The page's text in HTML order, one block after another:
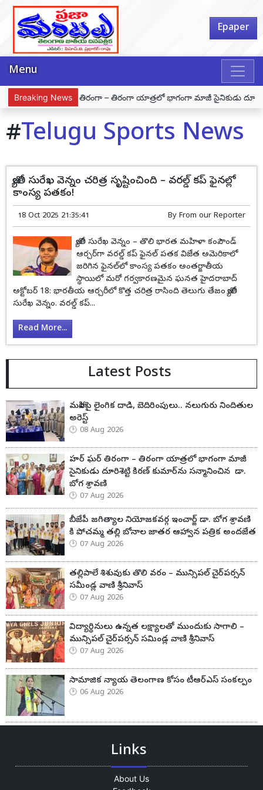
Epaper
Menu
Breaking News
హర్ ఘర్ తిరంగా – తిరంగా యాత్రలో భాగంగా మాజీ సైనికుడు
#Telugu Sports News
జ్యోతి సురేఖ వెన్నం చరిత్ర సృష్టించింది – వరల్డ్ కప్ ఫైనల్లో
కాంస్య పతకం!
18 Oct 2025 21:35:41 By From our Reporter
జ్యోతి సురేఖ వెన్నం – తొలి భారత మహిళా కంపౌండ్
ఆర్చర్‌గా వరల్డ్ కప్ ఫైనల్ పతక విజేత అమెరికాలో
జరిగిన ఫైనల్‌లో కాంస్య పతకం అంతర్జాతీయ
స్థాయిలో మరో గర్వకారణమైన ఘనత హైదరాబాద్
అక్టోబర్ 18: భారతీయ ఆర్చరీలో కొత్త చరిత్ర రాసింది తెలుగు తేజం జ్యోతి
సురేఖ వెన్నం. వరల్డ్ కప్...
Read More...
Latest Posts
మహిళపై లైంగిక దాడి, బెదిరింపులు.. నలుగురు నిందితుల
అరెస్ట్
08 Aug 2026
హర్ ఘర్ తిరంగా – తిరంగా యాత్రలో భాగంగా మాజీ
సైనికుడు దూరిశెట్టి కిరణ్ కుమార్‌ను సన్మానించిన డా.
బోగ శ్రావణి
07 Aug 2026
బీజేపీ జగిత్యాల నియోజకవర్గ ఇంచార్జ్ డా. బోగ శ్రావణి
కి పోచమ్మ తల్లి బోనాల జాతర ఆహ్వాన పత్రిక అందజేత
07 Aug 2026
తల్లిపాలే శిశువుకు తొలి వరం – మున్సిపల్ చైర్‌పర్సన్
సమీండ్ల వాణి శ్రీనివాస్
07 Aug 2026
విద్యార్థినులు ఉన్నత లక్ష్యాలతో ముందుకు సాగాలి –
మున్సిపల్ చైర్‌పర్సన్ సమిండ్ల వాణి శ్రీనివాస్
07 Aug 2026
సామాజిక న్యాయ తెలంగాణ కోసం టీఆర్ఎస్ సంకల్పం
06 Aug 2026
Links
About Us